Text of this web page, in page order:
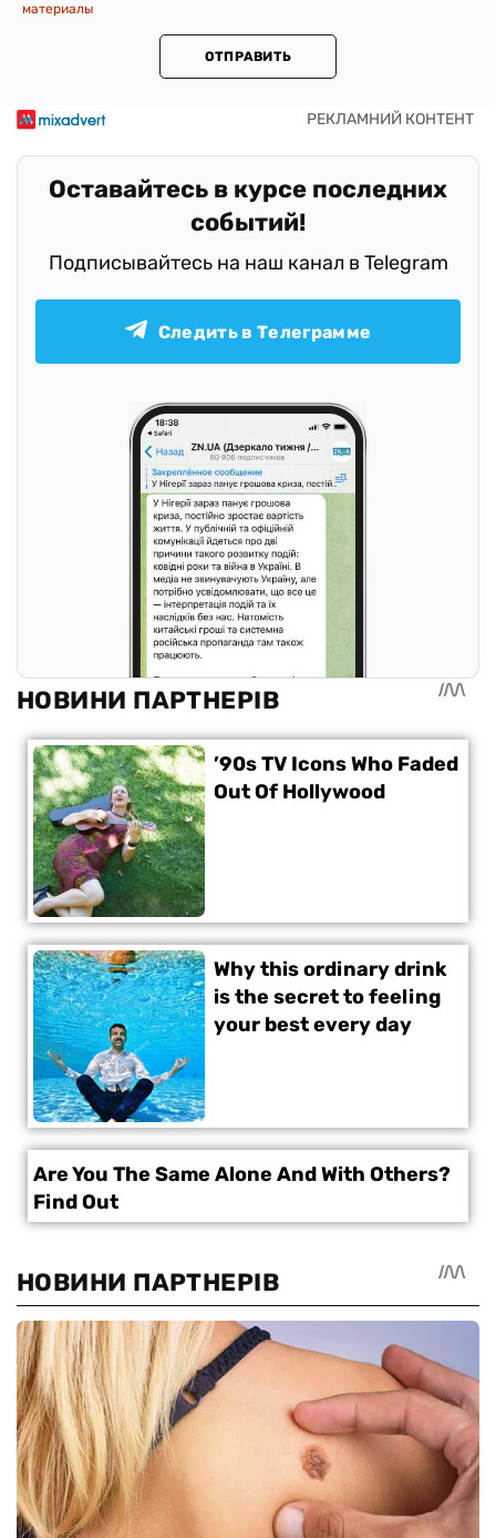
материалы
ОТПРАВИТЬ
Оставайтесь в курсе последних
событий!
Подписывайтесь на наш канал в Telegram
Следить в Телеграмме